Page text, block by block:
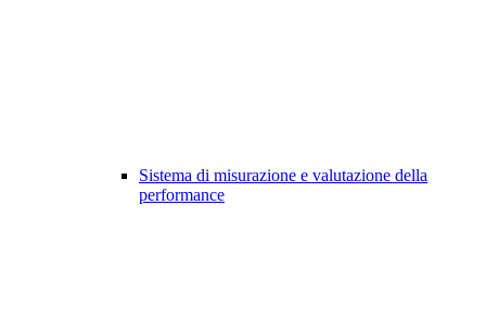
Sistema di misurazione e valutazione della
performance